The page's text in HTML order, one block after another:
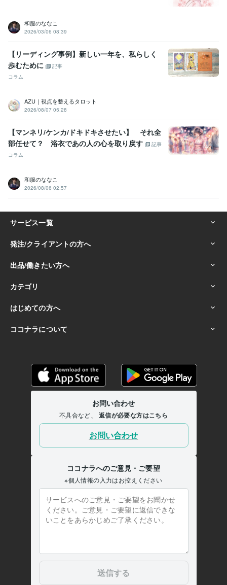
和服のななこ
2026/03/06 08:39
【リーディング事例】新しい一年を、私らしく
歩むために
記事
コラム
AZU｜視点を整えるタロット
2026/08/07 05:28
【マンネリ/ケンカ/ドキドキさせたい】 それ全
部任せて？ 浴衣であの人の心を取り戻す
記事
コラム
和服のななこ
2026/08/06 02:57